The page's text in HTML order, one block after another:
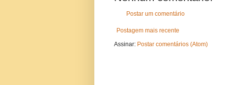
Postar um comentário
Postagem mais recente
Assinar: Postar comentários (Atom)